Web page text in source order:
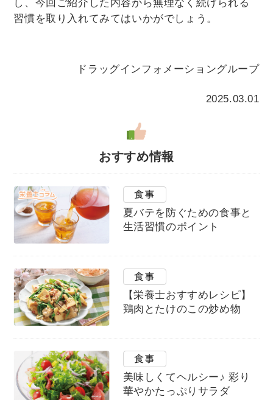
し、今回ご紹介した内容から無理なく続けられる
習慣を取り入れてみてはいかがでしょう。
ドラッグインフォメーショングループ
2025.03.01
おすすめ情報
夏バテを防ぐための食事と
生活習慣のポイント
【栄養士おすすめレシピ】
鶏肉とたけのこの炒め物
美味しくてヘルシー♪ 彩り
華やかたっぷりサラダ